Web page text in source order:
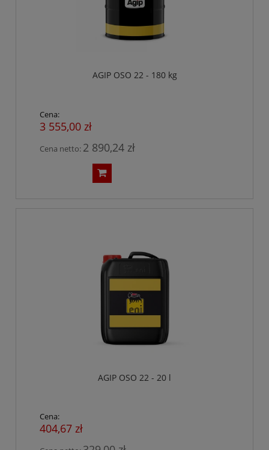
AGIP OSO 22 - 180 kg
Cena:
3 555,00 zł
Cena netto: 2 890,24 zł
AGIP OSO 22 - 20 l
Cena:
404,67 zł